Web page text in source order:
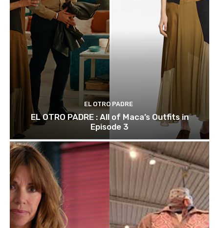
EL OTRO PADRE
EL OTRO PADRE : All of Maca’s Outfits in
Episode 3